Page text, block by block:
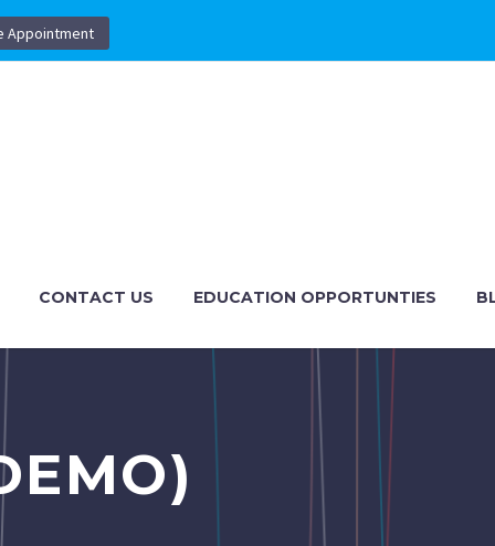
Appointment
CONTACT US EDUCATION OPPORTUNTIES